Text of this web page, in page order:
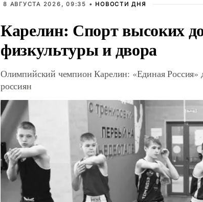
8 АВГУСТА 2026, 09:35 • НОВОСТИ ДНЯ
Карелин: Спорт высоких
физкультуры и двора
Олимпийский чемпион Карелин: «Единая Россия»
россиян